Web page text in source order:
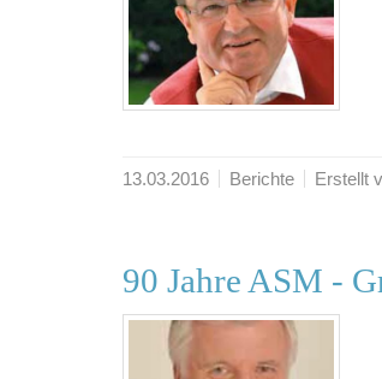
13.03.2016 Berichte Erstellt
90 Jahre ASM -